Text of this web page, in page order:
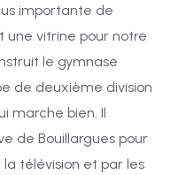
importante de
une vitrine pour notre
le gymnase
de deuxième division
marche bien. Il
de Bouillargues pour
la télévision et par les